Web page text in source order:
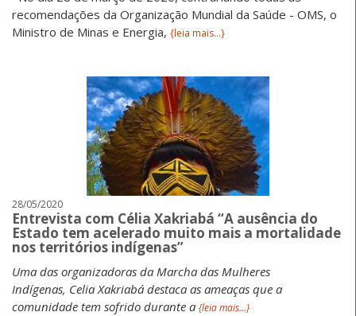
recomendações da Organização Mundial da Saúde - OMS, o
Ministro de Minas e Energia, {leia mais...}
28/05/2020
Entrevista com Célia Xakriabá “A ausência do
Estado tem acelerado muito mais a mortalidade
nos territórios indígenas”
Uma das organizadoras da Marcha das Mulheres
Indígenas, Celia Xakriabá destaca as ameaças que a
comunidade tem sofrido durante a {leia mais...}